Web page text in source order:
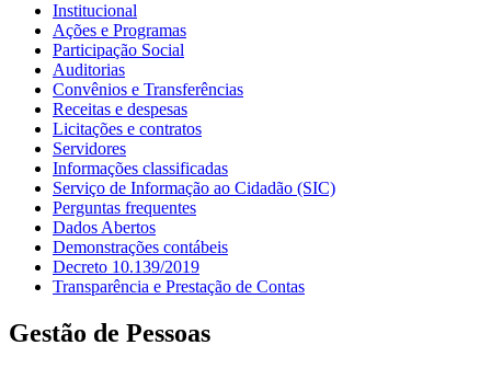
Institucional
Ações e Programas
Participação Social
Auditorias
Convênios e Transferências
Receitas e despesas
Licitações e contratos
Servidores
Informações classificadas
Serviço de Informação ao Cidadão (SIC)
Perguntas frequentes
Dados Abertos
Demonstrações contábeis
Decreto 10.139/2019
Transparência e Prestação de Contas
Gestão de Pessoas